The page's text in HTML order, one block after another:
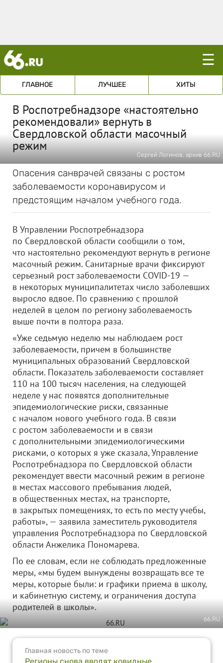
☰
ГЛАВНОЕ ЛУЧШЕЕ ХИТЫ
В Роспотребнадзоре «настоятельно
рекомендовали» вернуть в
Свердловской области масочный
режим
Сергей Логинов, архив 66.RU
Опасения санврачей связаны с ростом
заболеваемости коронавирусом и
предстоящим началом учебного года.
В Управлении Роспотребнадзора
по Свердловской области сообщили о том,
что настоятельно рекомендуют вернуть в регионе
масочный режим. Санитарные врачи фиксируют
серьезный рост заболеваемости COVID-19 —
в некоторых муниципалитетах число заболевших
выросло вдвое. По сравнению с прошлой
неделей в целом по региону заболеваемость
выше почти в полтора раза.
«Уже седьмую неделю мы наблюдаем рост
заболеваемости, причем в большинстве
муниципальных образований Свердловской
области. Показатель заболеваемости составляет
110 на 100 тысяч населения, на следующей
неделе у нас появятся дополнительные
эпидемиологические риски, связанные
с началом нового учебного года. В связи
с ростом заболеваемости и в связи
с дополнительными эпидемиологическими
рисками, о которых я уже сказала, Управление
Роспотребнадзора по Свердловской области
рекомендует ввести масочный режим в регионе
в местах массового пребывания людей,
в общественных местах, на транспорте,
в закрытых помещениях, то есть по месту учебы,
работы», — заявила заместитель руководителя
управления Роспотребнадзора по Свердловской
области Анжелика Пономарева.
По ее словам, если не соблюдать предложенные
меры, «мы будем вынуждены возвращать все те
меры, которые были: и графики приема в школу,
и кабинетную систему, и ограничения доступа
родителей в школы».
66.RU
Главная новость по теме